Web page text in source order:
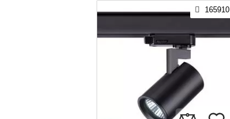
165910